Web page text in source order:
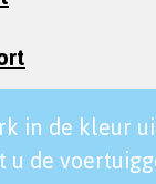
in de kleur
de